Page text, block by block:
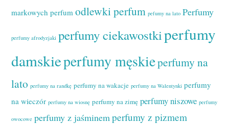
markowych perfum odlewki perfum pefumy na lato Perfumy
perfumy afrodyzjaki perfumy ciekawostkiperfumy
damskieperfumy męskieperfumy na
lato perfumy na randkę perfumy na wakacje perfumy na Walentynki perfumy
na wieczór perfumy na wiosnę perfumy na zimę perfumy niszowe perfumy
owocowe perfumy z jaśminemperfumy z pizmem